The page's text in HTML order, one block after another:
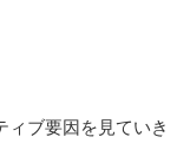
ブ要因を見ていき